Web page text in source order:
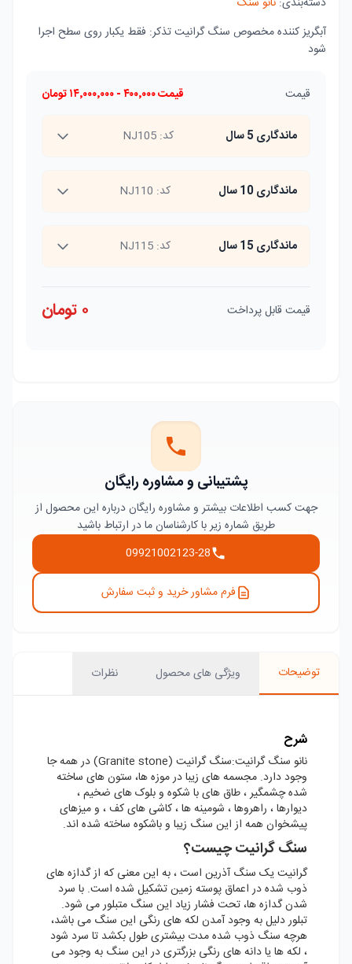
آبگریز کننده مخصوص سنگ گرانیت تذکر: فقط یکبار روی سطح اجرا
شود
قیمت قیمت۴۰۰٬۰۰۰-۱۴٬۰۰۰٬۰۰۰تومان
ماندگاری 5 سال کد: NJ105
ماندگاری 10 سال کد: NJ110
ماندگاری 15 سال کد:NJ115
قیمت قابل پرداخت ۰ تومان
پشتیبانی و مشاوره رایگان
جهت کسب اطلاعات بیشتر و مشاوره رایگان درباره این محصول از
طریق شماره زیر با کارشناسان ما در ارتباط باشید
09921002123-28
فرم مشاور خرید و ثبت سفارش
توضیحات ویژگی های محصول نظرات
شرح
نانو سنگ گرانیت:سنگ گرانیت (Granite stone) در همه جا
وجود دارد. مجسمه های زیبا در موزه ها، ستون های ساخته
شده چشمگیر ، طاق های با شکوه و بلوک های ضخیم ،
دیوارها ، راهروها ، شومینه ها ، کاشی های کف ، و میزهای
پیشخوان همه از این سنگ زیبا و باشکوه ساخته شده اند.
سنگ گرانیت چیست؟
گرانیت یک سنگ آذرین است ، به این معنی که از گدازه های
ذوب شده در اعماق پوسته زمین تشکیل شده است. با سرد
شدن گدازه ها، تحت فشار زیاد این سنگ متبلور می شود.
تبلور دلیل به وجود آمدن لکه های رنگی این سنگ می باشد،
هرچه سنگ ذوب شده مدت بیشتری طول بکشد تا سرد شود
، لکه ها یا دانه های رنگی بزرگتری در این سنگ به وجود می